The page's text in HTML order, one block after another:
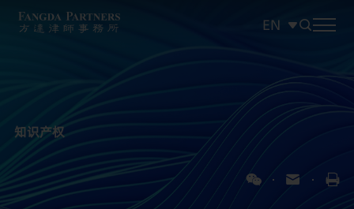
EN
日本語
知识产权